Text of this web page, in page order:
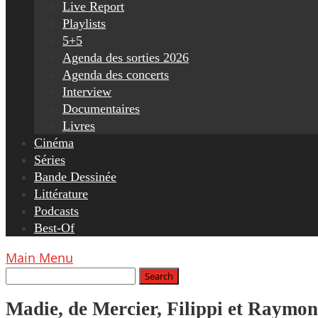
Live Report
Playlists
5+5
Agenda des sorties 2026
Agenda des concerts
Interview
Documentaires
Livres
Cinéma
Séries
Bande Dessinée
Littérature
Podcasts
Best-Of
Main Menu
Madie, de Mercier, Filippi et